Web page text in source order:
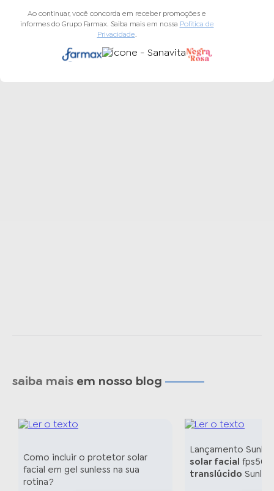
Ao continuar, você concorda em receber promoções e
informes do Grupo Farmax. Saiba mais em nossa Política de
Privacidade.
saiba mais em nosso blog
Como incluir o protetor solar
facial em gel sunless na sua
rotina?
Lançamento
solar facial fps50
translúcido